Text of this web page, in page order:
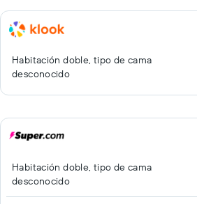
Habitación doble, tipo de cama
desconocido
Habitación doble, tipo de cama
desconocido